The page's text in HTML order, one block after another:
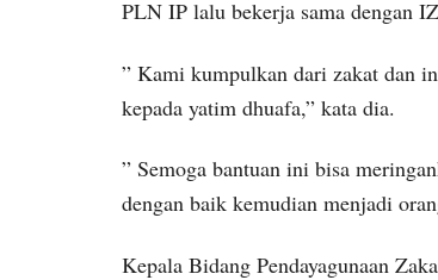
PLN IP lalu bekerja sama dengan
” Kami kumpulkan dari zakat dan
kepada yatim dhuafa,” kata dia.
” Semoga bantuan ini bisa
dengan baik kemudian menjadi
Kepala Bidang Pendayagunaan